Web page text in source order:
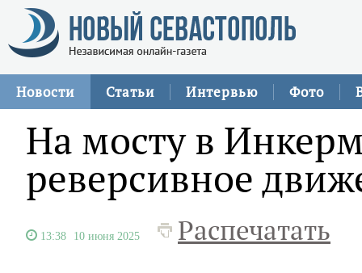
Новости Статьи Интервью Фото
На мосту в
реверсивное
13:38 10 июня 2025 Распечатать